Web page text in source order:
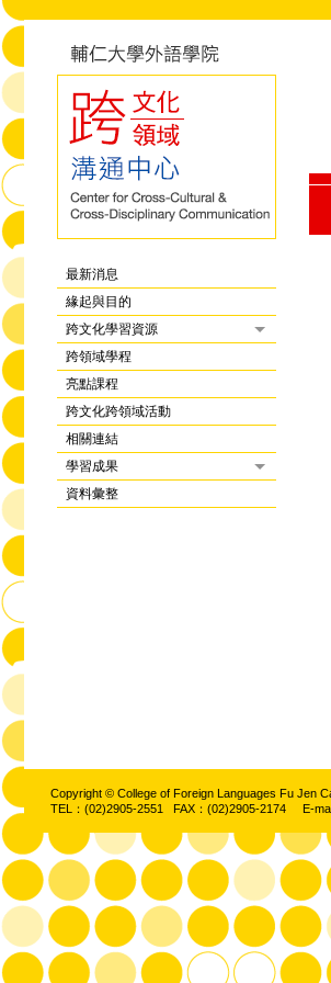
最新消息
緣起與目的
跨文化學習資源
跨領域學程
亮點課程
跨文化跨領域活動
相關連結
學習成果
資料彙整
Copyright © College of Foreign Languages Fu Jen
TEL：(02)2905-2551 FAX：(02)2905-2174 E-